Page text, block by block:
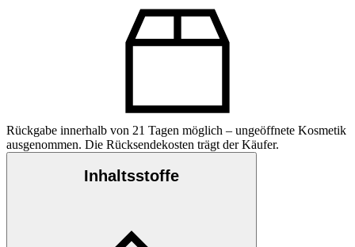
Rückgabe innerhalb von 21 Tagen möglich – ungeöffnete Kosmetik
ausgenommen. Die Rücksendekosten trägt der Käufer.
Inhaltsstoffe